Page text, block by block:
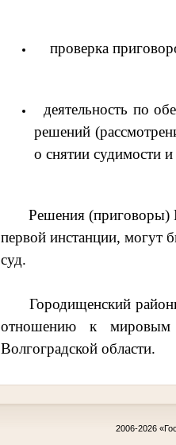
проверка
деятельность по
решений
о снятии судимости и
Решения (приговоры)
первой инстанции, могут
суд.
Городищенский
отношению к мировым
Волгоградской области.
2006-2026